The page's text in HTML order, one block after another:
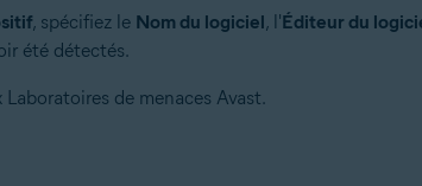
, spécifiez le Nom du logiciel, l'Éditeur du
été détectés.
de menaces Avast.